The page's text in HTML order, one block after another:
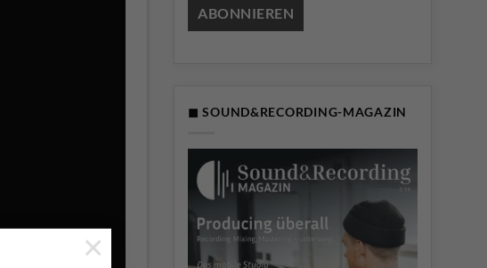
×
◼ SOUND&RECORDING-MAGAZIN